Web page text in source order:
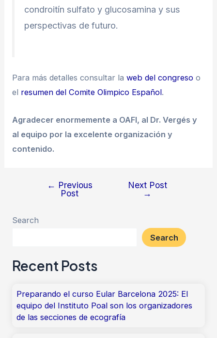
condroitín sulfato y glucosamina y sus
perspectivas de futuro.
Para más detalles consultar laweb del congreso o
el resumen del Comite Olimpico Español.
Agradecer enormemente a OAFI, al Dr. Vergés y
al equipo por la excelente organización y
contenido.
← Previous
Post
Next Post
→
Search
Search
Recent Posts
Preparando el curso Eular Barcelona 2025: El
equipo del Instituto Poal son los organizadores
de las secciones de ecografía